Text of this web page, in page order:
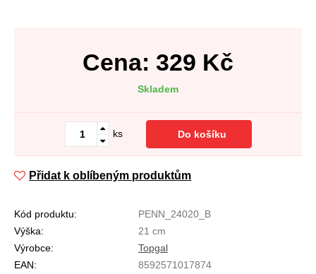
Cena: 329 Kč
Skladem
ks Do košíku
Přidat k oblíbeným produktům
Kód produktu:
PENN_24020_B
Výška:
21 cm
Výrobce:
Topgal
EAN:
8592571017874